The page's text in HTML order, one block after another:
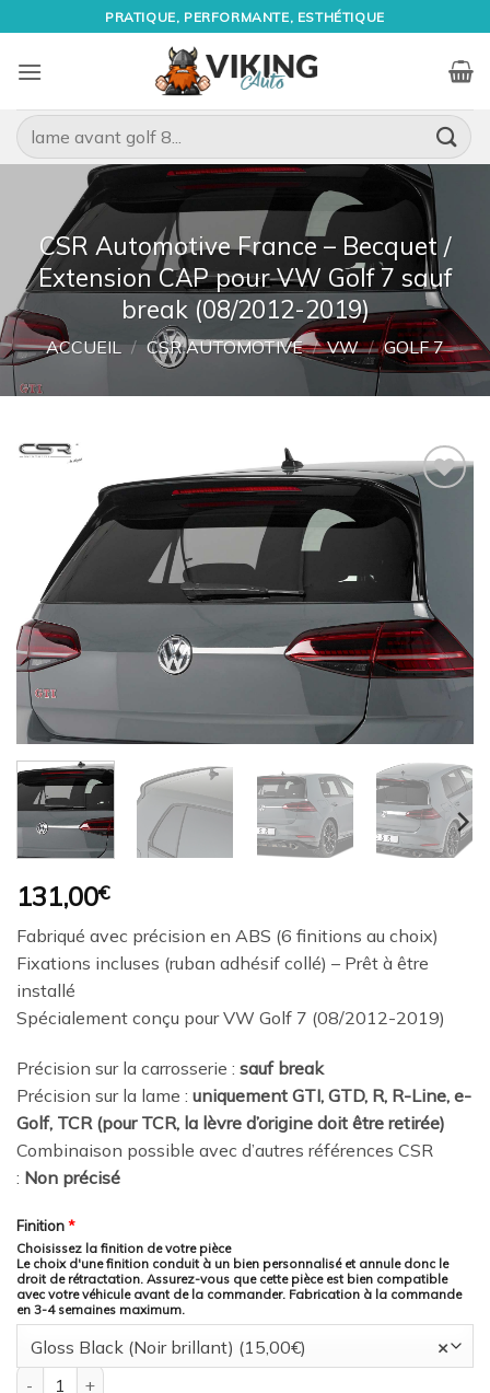
au
contenu
PRATIQUE, PERFORMANTE, ESTHÉTIQUE
Recherche
pour :
CSR Automotive France – Becquet /
Extension CAP pour VW Golf 7 sauf
break (08/2012-2019)
ACCUEIL / CSR AUTOMOTIVE / VW / GOLF 7
Ajouter
à la
wishlist
131,00€
Fabriqué avec précision en ABS (6 finitions au choix)
Fixations incluses (ruban adhésif collé) – Prêt à être
installé
Spécialement conçu pour VW Golf 7 (08/2012-2019)
Précision sur la carrosserie : sauf break
Précision sur la lame : uniquement GTI, GTD, R, R-Line, e-
Golf, TCR (pour TCR, la lèvre d’origine doit être retirée)
Combinaison possible avec d’autres références CSR
: Non précisé
Finition*
Choisissez la finition de votre pièce
Le choix d'une finition conduit à un bien personnalisé et annule donc le
droit de rétractation. Assurez-vous que cette pièce est bien compatible
avec votre véhicule avant de la commander. Fabrication à la commande
en 3-4 semaines maximum.
×
Gloss Black (Noir brillant) (15,00€)
quantité de CSR Automotive France - Becquet / Extension